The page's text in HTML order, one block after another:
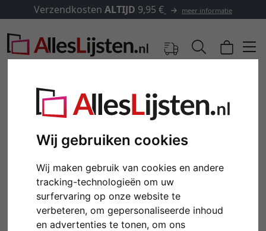
Wij gebruiken cookies
Wij maken gebruik van cookies en andere
tracking-technologieën om uw
surfervaring op onze website te
verbeteren, om gepersonaliseerde inhoud
en advertenties te tonen, om ons
Verzendkosten ALTIJD 9,95 € meer informatie
Terug